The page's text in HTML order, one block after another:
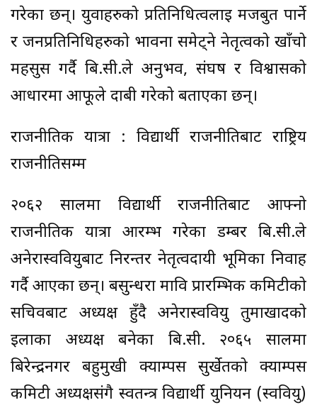
गरेका छन्। युवाहरुको प्रतिनिधित्वलाई मजबुत पार्ने
र जनप्रतिनिधिहरुको भावना समेट्ने नेतृत्वको खाँचो
महसुस गर्दै बि.सी.ले अनुभव, संघर्ष र विश्वासको
आधारमा आफूले दाबी गरेको बताएका छन्।
राजनीतिक यात्रा : विद्यार्थी राजनीतिबाट राष्ट्रिय
राजनीतिसम्म
२०६२ सालमा विद्यार्थी राजनीतिबाट आफ्नो
राजनीतिक यात्रा आरम्भ गरेका डम्बर बि.सी.ले
अनेरास्ववियुबाट निरन्तर नेतृत्वदायी भूमिका निर्वाह
गर्दै आएका छन्। बसुन्धरा मावि प्रारम्भिक कमिटीको
सचिवबाट अध्यक्ष हुँदै अनेरास्ववियु तुर्माखादको
इलाका अध्यक्ष बनेका बि.सी. २०६५ सालमा
बिरेन्द्रनगर बहुमुखी क्याम्पस सुर्खेतको क्याम्पस
कमिटी अध्यक्षसंगै स्वतन्त्र विद्यार्थी युनियन (स्ववियु)